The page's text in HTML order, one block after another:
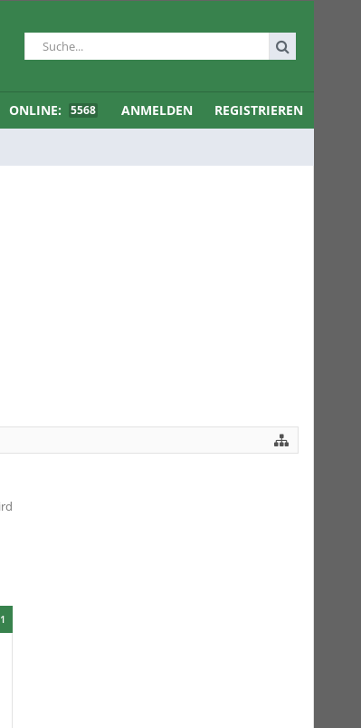
ONLINE: 5568 ANMELDEN REGISTRIEREN